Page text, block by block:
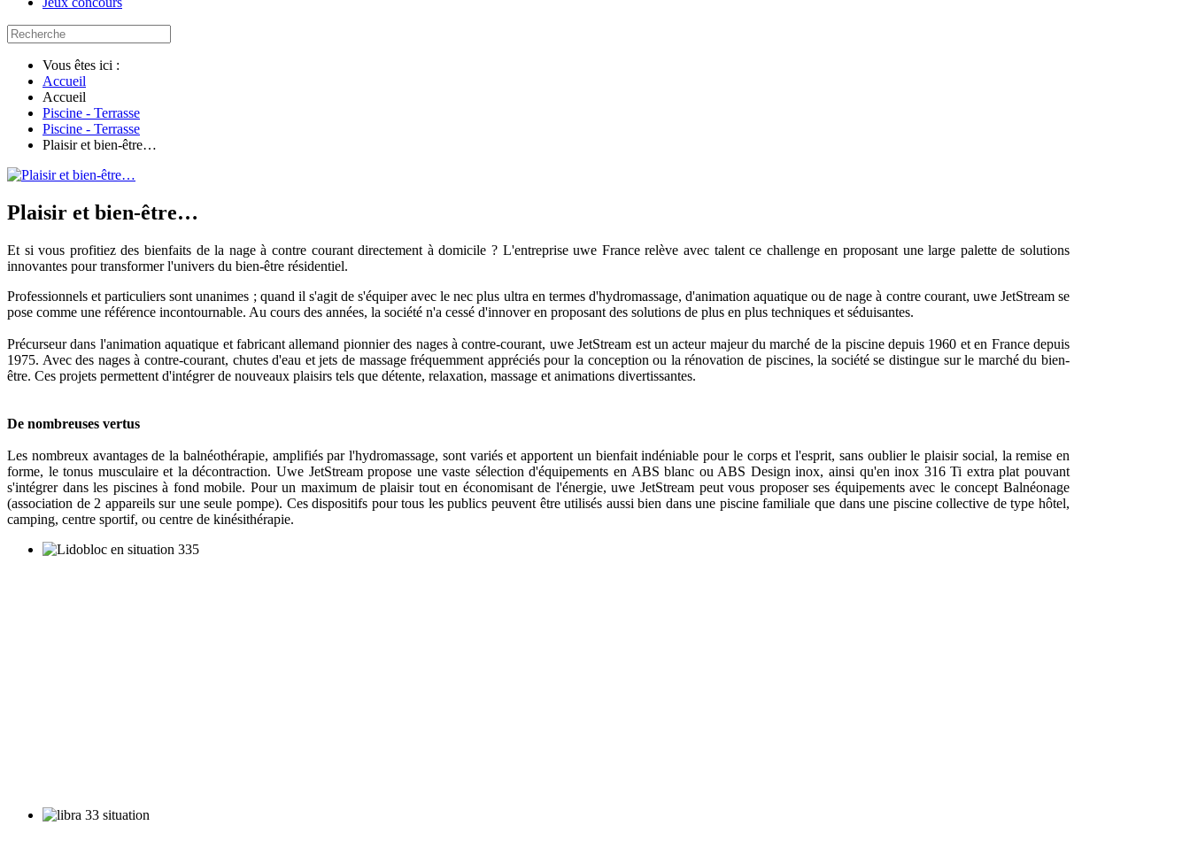
Vous êtes ici :
Accueil
Accueil
Piscine - Terrasse
Piscine - Terrasse
Plaisir et bien-être…
Plaisir et bien-être…
Et si vous profitiez des bienfaits de la nage à contre courant directement à domicile ? L'entreprise uwe France relève avec talent ce challenge en proposant une large palette de solutions
innovantes pour transformer l'univers du bien-être résidentiel.
Professionnels et particuliers sont unanimes ; quand il s'agit de s'équiper avec le nec plus ultra en termes d'hydromassage, d'animation aquatique ou de nage à contre courant, uwe JetStream se
pose comme une référence incontournable. Au cours des années, la société n'a cessé d'innover en proposant des solutions de plus en plus techniques et séduisantes.
Précurseur dans l'animation aquatique et fabricant allemand pionnier des nages à contre-courant, uwe JetStream est un acteur majeur du marché de la piscine depuis 1960 et en France depuis
1975. Avec des nages à contre-courant, chutes d'eau et jets de massage fréquemment appréciés pour la conception ou la rénovation de piscines, la société se distingue sur le marché du bien-
être. Ces projets permettent d'intégrer de nouveaux plaisirs tels que détente, relaxation, massage et animations divertissantes.
De nombreuses vertus
Les nombreux avantages de la balnéothérapie, amplifiés par l'hydromassage, sont variés et apportent un bienfait indéniable pour le corps et l'esprit, sans oublier le plaisir social, la remise en
forme, le tonus musculaire et la décontraction. Uwe JetStream propose une vaste sélection d'équipements en ABS blanc ou ABS Design inox, ainsi qu'en inox 316 Ti extra plat pouvant
s'intégrer dans les piscines à fond mobile. Pour un maximum de plaisir tout en économisant de l'énergie, uwe JetStream peut vous proposer ses équipements avec le concept Balnéonage
(association de 2 appareils sur une seule pompe). Ces dispositifs pour tous les publics peuvent être utilisés aussi bien dans une piscine familiale que dans une piscine collective de type hôtel,
camping, centre sportif, ou centre de kinésithérapie.